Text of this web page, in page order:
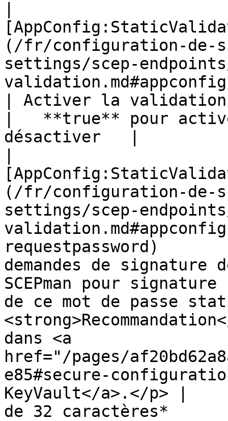
(/fr/configuration-de-
settings/scep-
| Activer la
|   **true** pour
désactiver   |
(/fr/configuration-de-
settings/scep-
requestpassword)
demandes de
SCEPman pour
de ce mot de passe
dans <a
href="/pages/
e85#secure-
KeyVault</a>.</p> |
de 32 caractères*